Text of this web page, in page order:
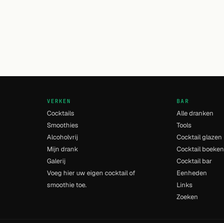
VERKEN
Cocktails
Smoothies
Alcoholvrij
Mijn drank
Galerij
Voeg hier uw eigen cocktail of
smoothie toe.
BAR
Alle dranken
Tools
Cocktail glazen
Cocktail boeken
Cocktail bar
Eenheden
Links
Zoeken